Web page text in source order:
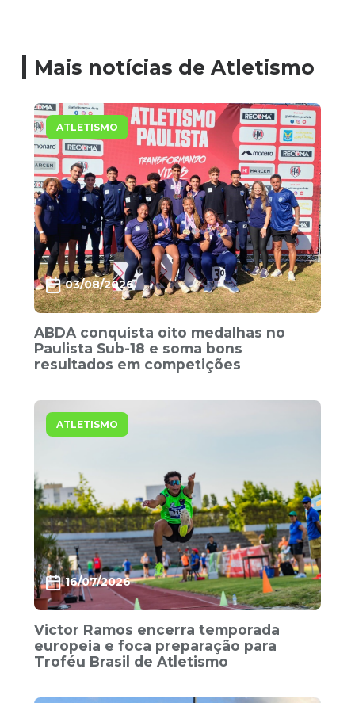
Mais notícias de Atletismo
ATLETISMO
03/08/2026
ABDA conquista oito medalhas no
Paulista Sub-18 e soma bons
resultados em competições
ATLETISMO
16/07/2026
Victor Ramos encerra temporada
europeia e foca preparação para
Troféu Brasil de Atletismo